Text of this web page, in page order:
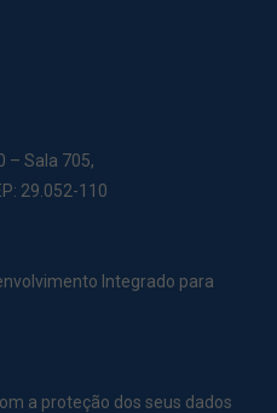
– Sala 705,
29.052-110
Integrado para
a proteção dos seus dados